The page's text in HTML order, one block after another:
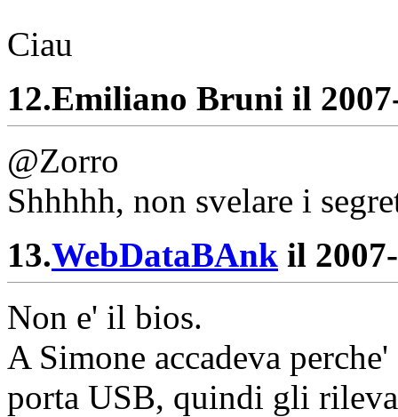
Ciau
12.Emiliano Bruni il
@Zorro
Shhhhh, non svelare i
13.WebDataBAnk il
Non e' il bios.
A Simone accadeva
porta USB, quindi gli